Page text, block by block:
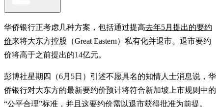
华侨银行正考虑几种方案，包括通过提高去年5月提出的要约
价来将大东方控股（Great Eastern）私有化并退市。退市要约
价将高于之前提出的14亿元。
彭博社星期四（6月5日）引述不愿具名的知情人士消息说，华
侨银行对大东方的最新要约价预计将符合新加坡上市规则中的
“公平合理”标准，并且这要约价需以退市获得批准为前提。